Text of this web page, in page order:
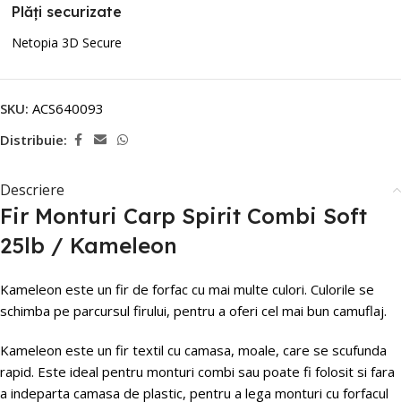
Plăți securizate
Netopia 3D Secure
SKU: ACS640093
Distribuie:
Descriere
Fir Monturi Carp Spirit Combi Soft
25lb / Kameleon
Kameleon este un fir de forfac cu mai multe culori. Culorile se
schimba pe parcursul firului, pentru a oferi cel mai bun camuflaj.
Kameleon este un fir textil cu camasa, moale, care se scufunda
rapid. Este ideal pentru monturi combi sau poate fi folosit si fara
a indeparta camasa de plastic, pentru a lega monturi cu forfacul